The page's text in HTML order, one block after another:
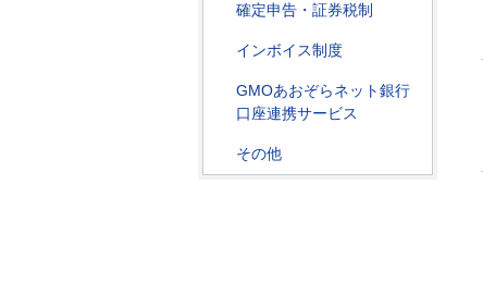
確定申告・証券税制
インボイス制度
GMOあおぞらネット銀行
口座連携サービス
その他